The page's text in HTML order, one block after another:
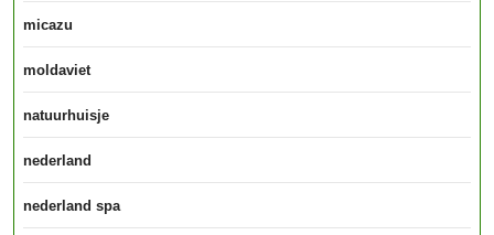
micazu
moldaviet
natuurhuisje
nederland
nederland spa